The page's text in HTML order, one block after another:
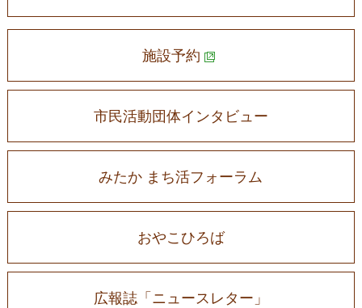
施設予約
市民活動団体インタビュー
みたか まち活フォーラム
おやこひろば
広報誌「ニュースレター」